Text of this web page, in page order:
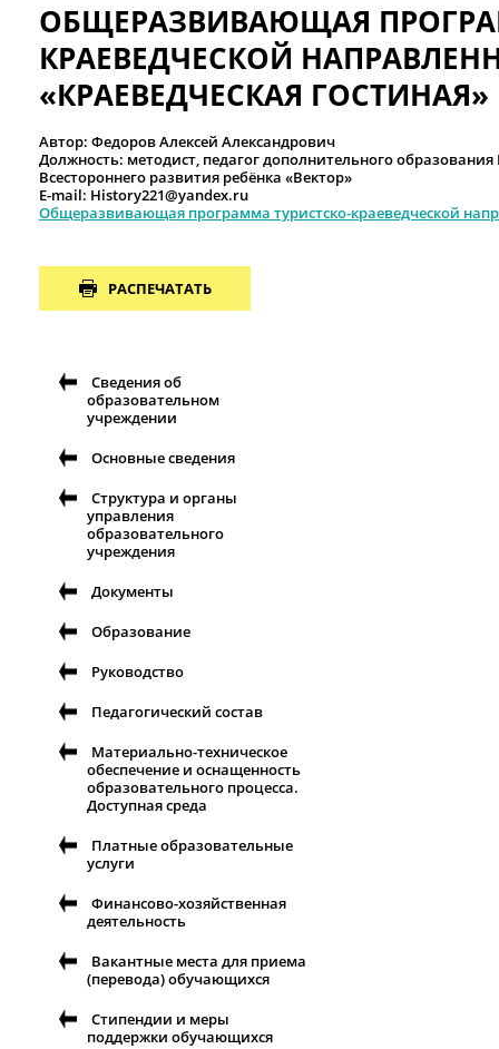
ОБЩЕРАЗВИВАЮЩАЯ
КРАЕВЕДЧЕСКОЙ
«КРАЕВЕДЧЕСКАЯ ГОСТИНАЯ»
Автор: Федоров Алексей Александрович
Должность: методист, педагог дополнительного
Всестороннего развития ребёнка «Вектор»
E-mail: History221@yandex.ru
Общеразвивающая программа туристско-краеведческой
РАСПЕЧАТАТЬ
Сведения об
образовательном
учреждении
Основные сведения
Структура и органы
управления
образовательного
учреждения
Документы
Образование
Руководство
Педагогический состав
Материально-техническое
обеспечение и оснащенность
образовательного процесса.
Доступная среда
Платные образовательные
услуги
Финансово-хозяйственная
деятельность
Вакантные места для приема
(перевода) обучающихся
Стипендии и меры
поддержки обучающихся